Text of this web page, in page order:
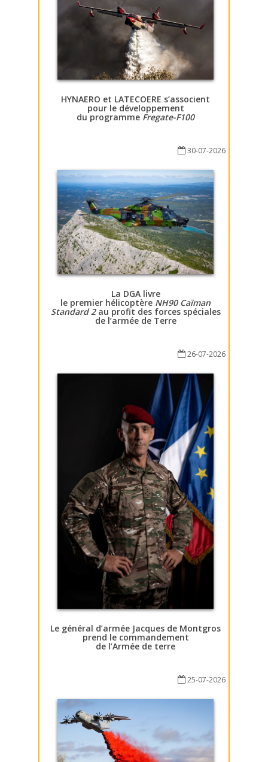
HYNAERO et LATECOERE s’associent
pour le développement
du programme Fregate-F100
30-07-2026
La DGA livre
le premier hélicoptère NH90 Caïman
Standard 2au profit des forces spéciales
de l’armée de Terre
26-07-2026
Le général d’armée Jacques de Montgros
prend le commandement
de l’Armée de terre
25-07-2026